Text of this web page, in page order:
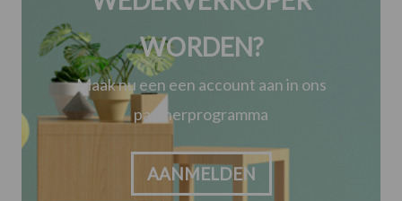
WORDEN?
Maak nu een een account aan in ons
partnerprogramma
AANMELDEN